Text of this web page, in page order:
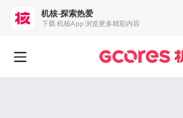
机核-探索热爱
下载 机核App 浏览更多精彩内容